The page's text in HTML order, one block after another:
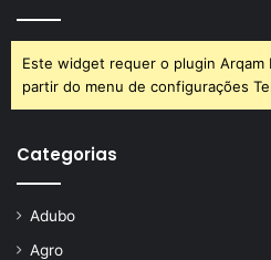
Este widget requer o plugin Arqam
partir do menu de configurações
Categorias
Adubo
Agro